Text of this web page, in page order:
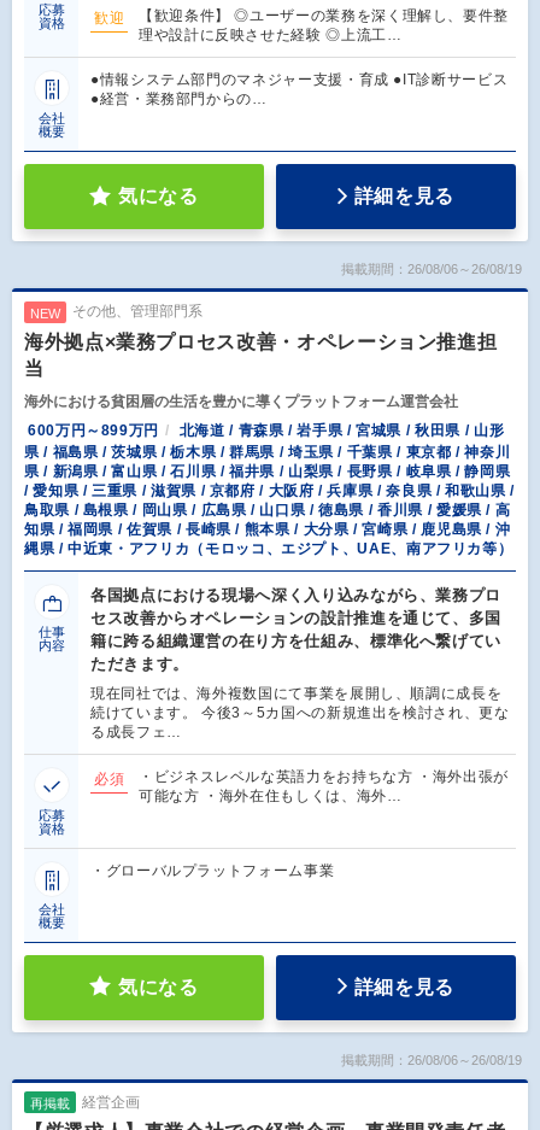
応募
資格
歓迎
【歓迎条件】 ◎ユーザーの業務を深く理解し、要件整
理や設計に反映させた経験 ◎上流工…
会社
概要
●情報システム部門のマネジャー支援・育成 ●IT診断サービス
●経営・業務部門からの…
気になる 詳細を見る
掲載期間：26/08/06～26/08/19
NEW その他、管理部門系
海外拠点×業務プロセス改善・オペレーション推進担
当
海外における貧困層の生活を豊かに導くプラットフォーム運営会社
600万円～899万円
北海道 / 青森県 / 岩手県 / 宮城県 / 秋田県 / 山形
県 / 福島県 / 茨城県 / 栃木県 / 群馬県 / 埼玉県 / 千葉県 / 東京都 / 神奈川
県 / 新潟県 / 富山県 / 石川県 / 福井県 / 山梨県 / 長野県 / 岐阜県 / 静岡県
/ 愛知県 / 三重県 / 滋賀県 / 京都府 / 大阪府 / 兵庫県 / 奈良県 / 和歌山県 /
鳥取県 / 島根県 / 岡山県 / 広島県 / 山口県 / 徳島県 / 香川県 / 愛媛県 / 高
知県 / 福岡県 / 佐賀県 / 長崎県 / 熊本県 / 大分県 / 宮崎県 / 鹿児島県 / 沖
縄県 / 中近東・アフリカ（モロッコ、エジプト、UAE、南アフリカ等）
仕事
内容
各国拠点における現場へ深く入り込みながら、業務プロ
セス改善からオペレーションの設計推進を通じて、多国
籍に跨る組織運営の在り方を仕組み、標準化へ繋げてい
ただきます。
現在同社では、海外複数国にて事業を展開し、順調に成長を
続けています。 今後3～5カ国への新規進出を検討され、更な
る成長フェ…
応募
資格
必須
・ビジネスレベルな英語力をお持ちな方 ・海外出張が
可能な方 ・海外在住もしくは、海外…
会社
概要
・グローバルプラットフォーム事業
気になる 詳細を見る
掲載期間：26/08/06～26/08/19
再掲載 経営企画